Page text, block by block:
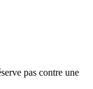
pas contre une